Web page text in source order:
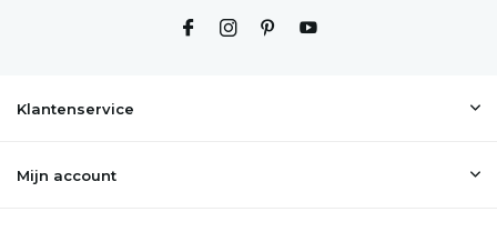
Klantenservice
Mijn account